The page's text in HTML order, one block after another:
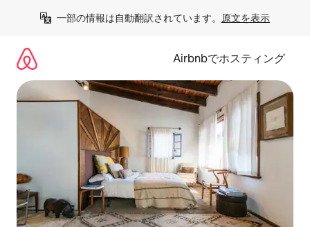
一部の情報は自動翻訳されています。 原文を表示
Airbnbでホスティング